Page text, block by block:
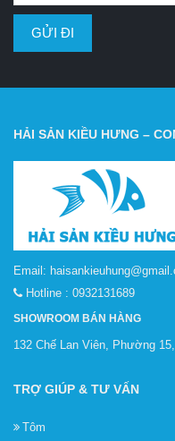
HẢI SẢN KIỀU HƯNG –
Email:
Hotline : 0932131689
SHOWROOM BÁN HÀNG
132 Chế Lan Viên, Phường
TRỢ GIÚP & TƯ VẤN
Tôm